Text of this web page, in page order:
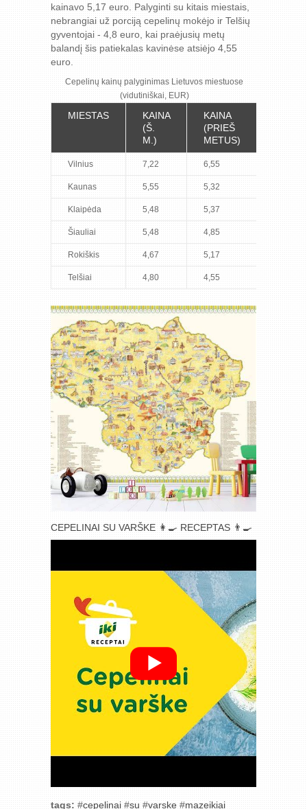
kainavo 5,17 euro. Palyginti su kitais miestais,
nebrangiai už porciją cepelinų mokėjo ir Telšių
gyventojai - 4,8 euro, kai praėjusių metų
balandį šis patiekalas kavinėse atsiėjo 4,55
euro.
Cepelinų kainų palyginimas Lietuvos miestuose
(vidutiniškai, EUR)
MIESTAS
KAINA
(Š.
M.)
KAINA
(PRIEŠ
METUS)
Vilnius 7,22 6,55
Kaunas 5,55 5,32
Klaipėda 5,48 5,37
Šiauliai 5,48 4,85
Rokiškis 4,67 5,17
Telšiai 4,80 4,55
CEPELINAI SU VARŠKE 👩‍🍳 RECEPTAS 👨‍🍳
tags: #cepelinai #su #varske #mazeikiai